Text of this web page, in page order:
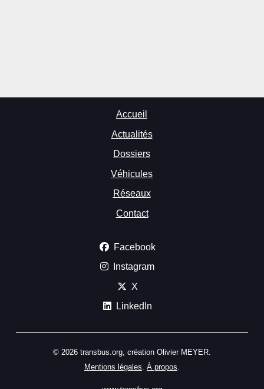
Accueil
Actualités
Dossiers
Véhicules
Réseaux
Contact
Facebook
Instagram
X
LinkedIn
© 2026 transbus.org, création Olivier MEYER.
Mentions légales À propos